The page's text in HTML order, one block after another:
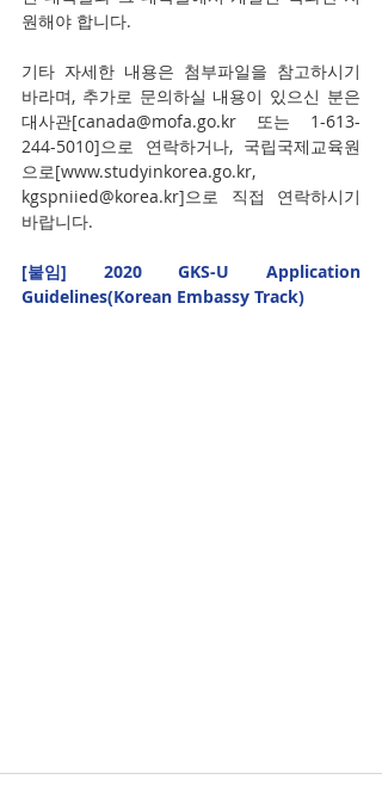
원해야 합니다.
기타 자세한 내용은 첨부파일을 참고하시기
바라며, 추가로 문의하실 내용이 있으신 분은
대사관[canada@mofa.go.kr 또는 1-613-
244-5010]으로 연락하거나, 국립국제교육원
으로[www.studyinkorea.go.kr,
kgspniied@korea.kr]으로 직접 연락하시기
바랍니다.
[붙임] 2020 GKS-U Application
Guidelines(Korean Embassy Track)